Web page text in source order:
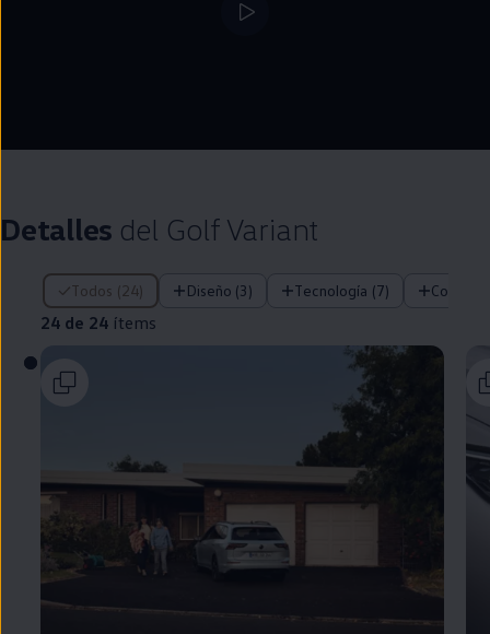
Detalles del Golf Variant
Todos (24) Diseño (3) Tecnología (7) Confort
24 de 24 ítems
24 de 24 ítems